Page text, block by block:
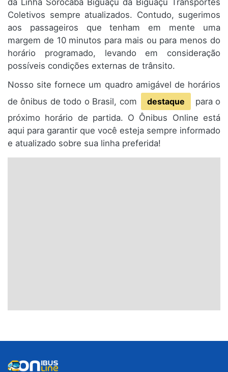
da Linha Sorocaba Biguaçu da Biguaçu Transportes
Coletivos sempre atualizados. Contudo, sugerimos
aos passageiros que tenham em mente uma
margem de 10 minutos para mais ou para menos do
horário programado, levando em consideração
possíveis condições externas de trânsito.
Nosso site fornece um quadro amigável de horários
de ônibus de todo o Brasil, com
destaque
para o
próximo horário de partida. O Ônibus Online está
aqui para garantir que você esteja sempre informado
e atualizado sobre sua linha preferida!